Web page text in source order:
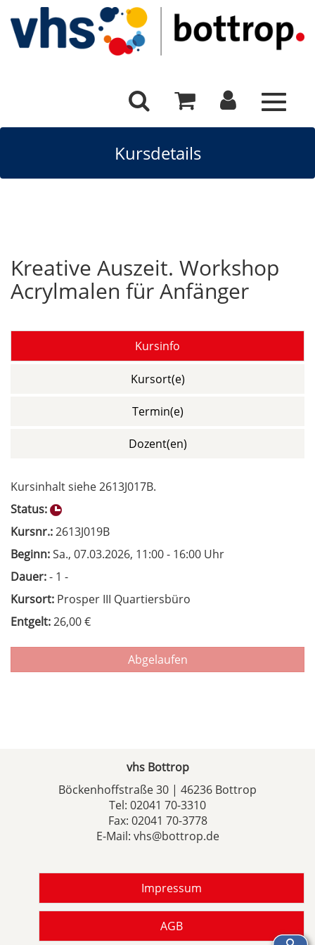
Toggle
Kursdetails
Kreative Auszeit. Workshop
Acrylmalen für Anfänger
Kursinfo
Kursort(e)
Termin(e)
Dozent(en)
Kursinhalt siehe 2613J017B.
Status:
Kursnr.:2613J019B
Beginn:Sa., 07.03.2026, 11:00 - 16:00 Uhr
Dauer:- 1 -
Kursort: Prosper III Quartiersbüro
Entgelt:26,00 €
Abgelaufen
vhs Bottrop
Böckenhoffstraße 30 | 46236 Bottrop
Tel: 02041 70-3310
Fax: 02041 70-3778
E-Mail: vhs@bottrop.de
Impressum
AGB